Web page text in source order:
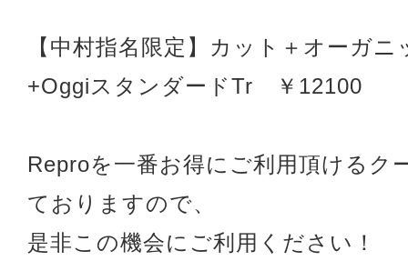
【中村指名限定】カット＋オーガ
+OggiスタンダードTr ￥12100
Reproを一番お得にご利用頂けるク
ておりますので、
是非この機会にご利用ください！